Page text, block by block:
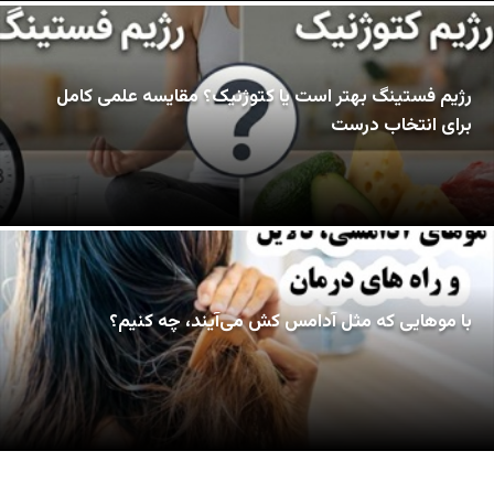
رژیم فستینگ بهتر است یا کتوژنیک؟ مقایسه علمی کامل
برای انتخاب درست
با موهایی که مثل آدامس کش می‌آیند، چه کنیم؟